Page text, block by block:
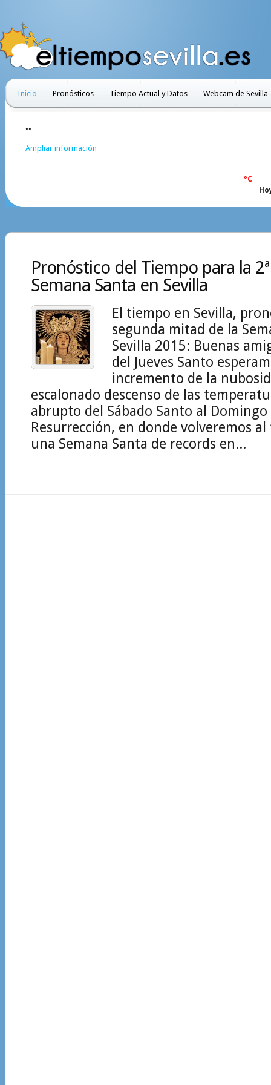
Inicio Pronósticos Tiempo Actual y Datos Webcam de Sevilla
""
Ampliar información
ºC
Pronóstico del Tiempo para la
Semana Santa en Sevilla
El tiempo en Sevilla,
segunda mitad de la
Sevilla 2015: Buenas
del Jueves Santo
incremento de la
escalonado descenso de las
abrupto del Sábado Santo al Domingo
Resurrección, en donde volveremos
una Semana Santa de records en...